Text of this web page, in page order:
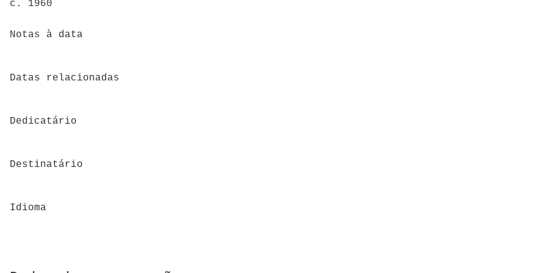
c. 1960
Notas à data
Datas relacionadas
Dedicatário
Destinatário
Idioma